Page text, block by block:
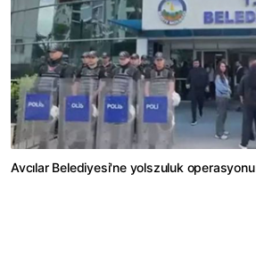
Avcılar Belediyesi'ne yolszuluk operasyonu